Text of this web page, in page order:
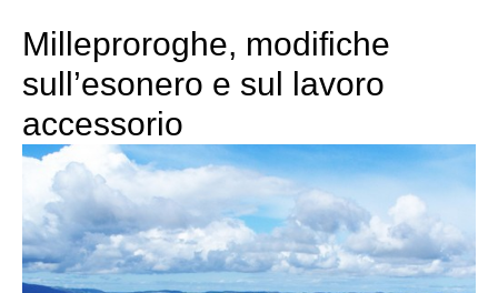
Milleproroghe, modifiche
sull’esonero e sul lavoro
accessorio